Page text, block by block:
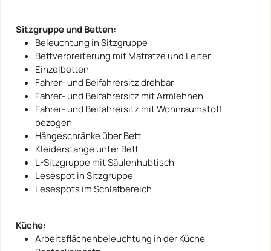
Sitzgruppe und Betten:
Beleuchtung in Sitzgruppe
Bettverbreiterung mit Matratze und Leiter
Einzelbetten
Fahrer- und Beifahrersitz drehbar
Fahrer- und Beifahrersitz mit Armlehnen
Fahrer- und Beifahrersitz mit Wohnraumstoff
bezogen
Hängeschränke über Bett
Kleiderstange unter Bett
L-Sitzgruppe mit Säulenhubtisch
Lesespot in Sitzgruppe
Lesespots im Schlafbereich
Küche:
Arbeitsflächenbeleuchtung in der Küche